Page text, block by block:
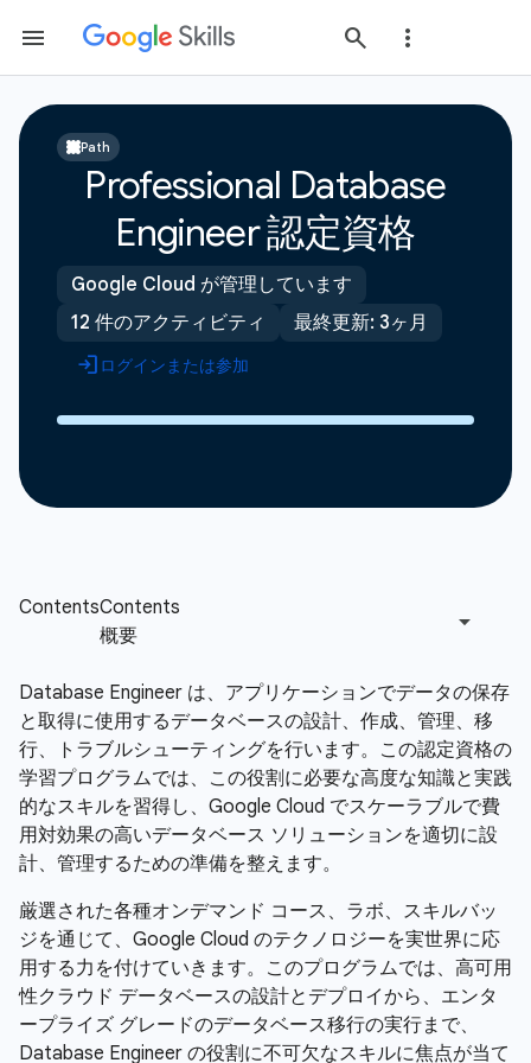
Path
Professional Database
Engineer 認定資格
Google Cloud が管理しています
12 件のアクティビティ
最終更新: 3ヶ月
ログインまたは参加
Database Engineer は、アプリケーションでデータの保存
と取得に使用するデータベースの設計、作成、管理、移
行、トラブルシューティングを行います。この認定資格の
学習プログラムでは、この役割に必要な高度な知識と実践
的なスキルを習得し、Google Cloud でスケーラブルで費
用対効果の高いデータベース ソリューションを適切に設
計、管理するための準備を整えます。
厳選された各種オンデマンド コース、ラボ、スキルバッ
ジを通じて、Google Cloud のテクノロジーを実世界に応
用する力を付けていきます。このプログラムでは、高可用
性クラウド データベースの設計とデプロイから、エンタ
ープライズ グレードのデータベース移行の実行まで、
Database Engineer の役割に不可欠なスキルに焦点が当て